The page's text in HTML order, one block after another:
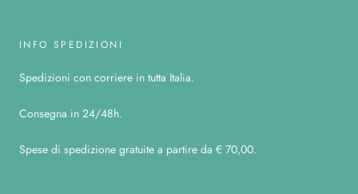
INFO SPEDIZIONI
Spedizioni con corriere in tutta Italia.
Consegna in 24/48h.
Spese di spedizione gratuite a partire da € 70,00.